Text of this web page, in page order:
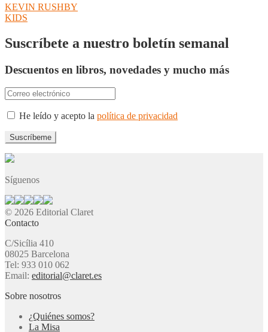
Navegación
de
entradas
Anterior:
KEVIN RUSHBY
Siguiente:
KIDS
Suscríbete a nuestro boletín semanal
Descuentos en libros, novedades y mucho más
He leído y acepto la política de privacidad
Síguenos
© 2026 Editorial Claret
Contacto
C/Sicília 410
08025 Barcelona
Tel: 933 010 062
Email: editorial@claret.es
Sobre nosotros
¿Quiénes somos?
La Misa